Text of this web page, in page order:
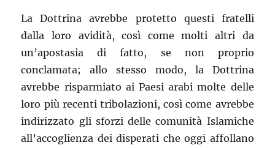
La Dottrina avrebbe protetto questi fratelli
dalla loro avidità, così come molti altri da
un’apostasia di fatto, se non proprio
conclamata; allo stesso modo, la Dottrina
avrebbe risparmiato ai Paesi arabi molte delle
loro più recenti tribolazioni, così come avrebbe
indirizzato gli sforzi delle comunità Islamiche
all’accoglienza dei disperati che oggi affollano